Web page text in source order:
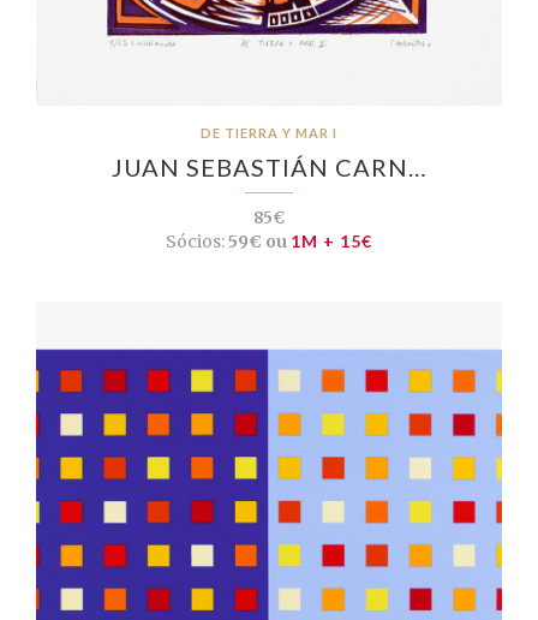
DE TIERRA Y MAR I
JUAN SEBASTIÁN CARN…
85€
Sócios:59€ ou 1M + 15€